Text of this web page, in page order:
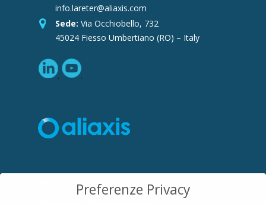
info.lareter@aliaxis.com
Sede: Via Occhiobello, 732
45024 Fiesso Umbertiano (RO) – Italy
Preferenze Privacy